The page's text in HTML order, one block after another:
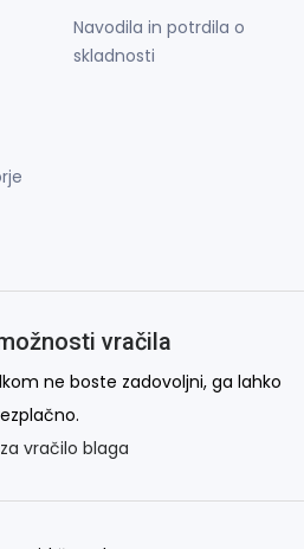
Navodila in potrdila o
skladnosti
vračila
ne boste zadovoljni, ga lahko
vračilo blaga